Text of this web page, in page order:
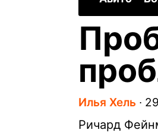
Илья Хель ∙
Ричард